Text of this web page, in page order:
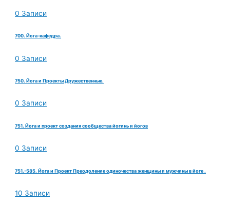
0 Записи
700. Йога-кафедра.
0 Записи
750. Йога и Проекты Дружественные.
0 Записи
751. Йога и проект создания сообщества йогинь и йогов
0 Записи
751.-585. Йога и Проект Преодоление одиночества женщины и мужчины в йоге .
10 Записи